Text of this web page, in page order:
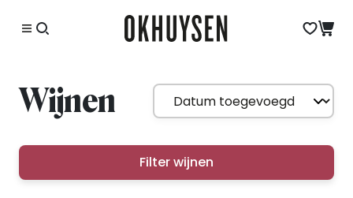
Wijnen
Filter wijnen